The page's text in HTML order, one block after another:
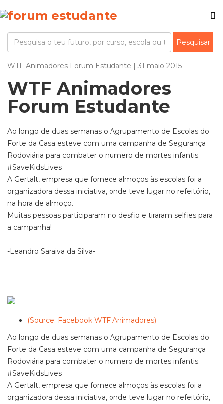
WTF Animadores Forum Estudante | 31 maio 2015
WTF Animadores
Forum Estudante
Ao longo de duas semanas o Agrupamento de Escolas do
Forte da Casa esteve com uma campanha de Segurança
Rodoviária para combater o numero de mortes infantis.
#SaveKidsLives
A Gertalt, empresa que fornece almoços às escolas foi a
organizadora dessa iniciativa, onde teve lugar no refeitório,
na hora de almoço.
Muitas pessoas participaram no desfio e tiraram selfies para
a campanha!
-Leandro Saraiva da Silva-
(Source: Facebook WTF Animadores)
Ao longo de duas semanas o Agrupamento de Escolas do
Forte da Casa esteve com uma campanha de Segurança
Rodoviária para combater o numero de mortes infantis.
#SaveKidsLives
A Gertalt, empresa que fornece almoços às escolas foi a
organizadora dessa iniciativa, onde teve lugar no refeitório,